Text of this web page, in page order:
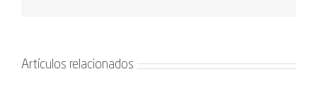
Artículos relacionados